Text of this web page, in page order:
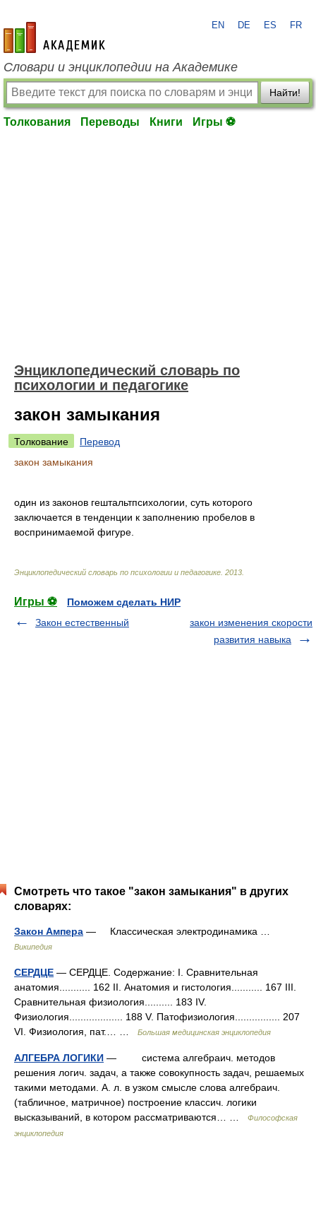
academic.ru
EN DE ES FR
Словари и энциклопедии на Академике
Найти!
Толкования Переводы Книги Игры ⚽
Энциклопедический словарь по
психологии и педагогике
закон замыкания
Толкование
Перевод
закон замыкания
один из законов гештальтпсихологии, суть которого
заключается в тенденции к заполнению пробелов в
воспринимаемой фигуре.
Энциклопедический словарь по психологии и педагогике 2013
Игры ⚽
Поможем сделать НИР
Закон естественный
закон изменения скорости
развития навыка
Смотреть что такое "закон замыкания" в других
словарях:
Закон Ампера — Классическая электродинамика …
Википедия
СЕРДЦЕ — СЕРДЦЕ. Содержание: I. Сравнительная
анатомия........... 162 II. Анатомия и гистология........... 167 III.
Сравнительная физиология.......... 183 IV.
Физиология................... 188 V. Патофизиология................ 207
VІ. Физиология, пат.… …
Большая медицинская энциклопедия
АЛГЕБРА ЛОГИКИ — система алгебраич. методов
решения логич. задач, а также совокупность задач, решаемых
такими методами. А. л. в узком смысле слова алгебраич.
(табличное, матричное) построение классич. логики
высказываний, в котором рассматриваются… …
Философская
энциклопедия